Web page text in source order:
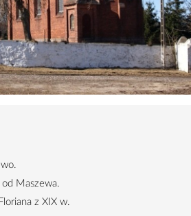
Maszewa.
z XIX w.